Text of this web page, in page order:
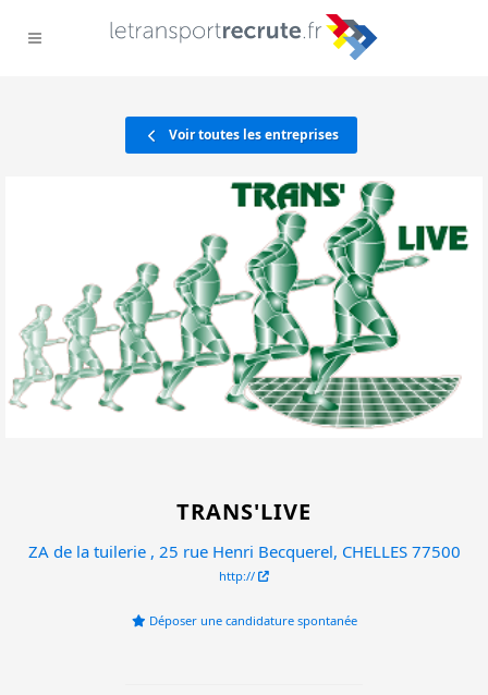
Voir toutes les entreprises
TRANS'LIVE
ZA de la tuilerie , 25 rue Henri Becquerel, CHELLES 77500
http://
Déposer une candidature spontanée